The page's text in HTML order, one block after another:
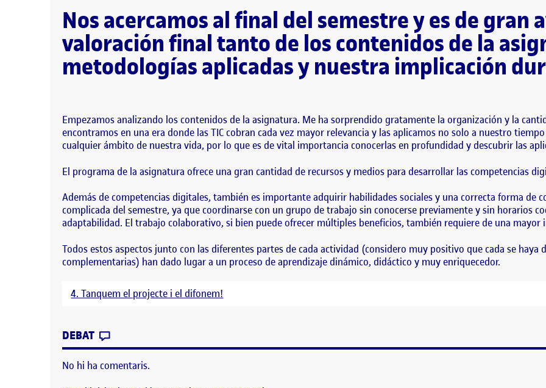
Nos acercamos al final del semestre y es de gran
valoración final tanto de los contenidos de la
metodologías aplicadas y nuestra implicación
Empezamos analizando los contenidos de la asignatura. Me ha sorprendido gratamente la organización y la
encontramos en una era donde las TIC cobran cada vez mayor relevancia y las aplicamos no solo a nuestro
cualquier ámbito de nuestra vida, por lo que es de vital importancia conocerlas en profundidad y descubrir las
El programa de la asignatura ofrece una gran cantidad de recursos y medios para desarrollar las competencias
Además de competencias digitales, también es importante adquirir habilidades sociales y una correcta forma de
complicada del semestre, ya que coordinarse con un grupo de trabajo sin conocerse previamente y sin horarios
adaptabilidad. El trabajo colaborativo, si bien puede ofrecer múltiples beneficios, también requiere de una mayor
Todos estos aspectos junto con las diferentes partes de cada actividad (considero muy positivo que cada se haya
complementarias) han dado lugar a un proceso de aprendizaje dinámico, didáctico y muy enriquecedor.
4. Tanquem el projecte i el difonem!
DEBAT
No hi ha comentaris.